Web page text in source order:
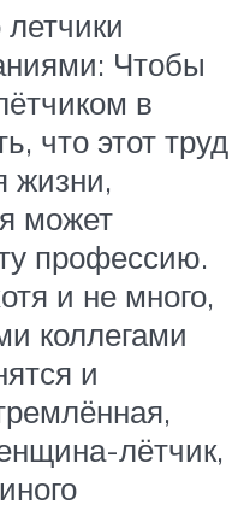
Чтобы
в
что этот труд
жизни,
может
профессию.
и не много,
коллегами
и
лётчик,